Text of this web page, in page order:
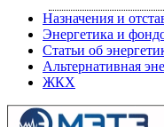
Назначения и
Энергетика и
Статьи об
Альтернативная
ЖКХ